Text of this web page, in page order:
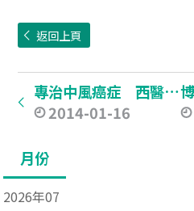
返回上頁
專治中風癌症 西醫輔助 將軍澳開設中醫院
2014-01-16
月份
2026年07